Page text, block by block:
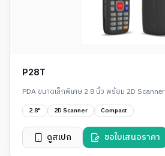
P28T
PDA ขนาดเล็กพิเศษ 2.8 นิ้ว พร้อม 2D Scanner
2.8" 2D Scanner Compact
ดูสเปก ขอใบเสนอราคา